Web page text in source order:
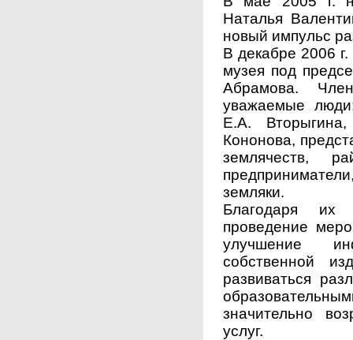
Наталья
новый импульс
В декабре 2006
музея под
Абрамова.
уважаемые
Е.А.
Кононова,
землячеств,
земляки.
Благодаря их
проведение
улучшение
собственной
развиваться
значительно
услуг.